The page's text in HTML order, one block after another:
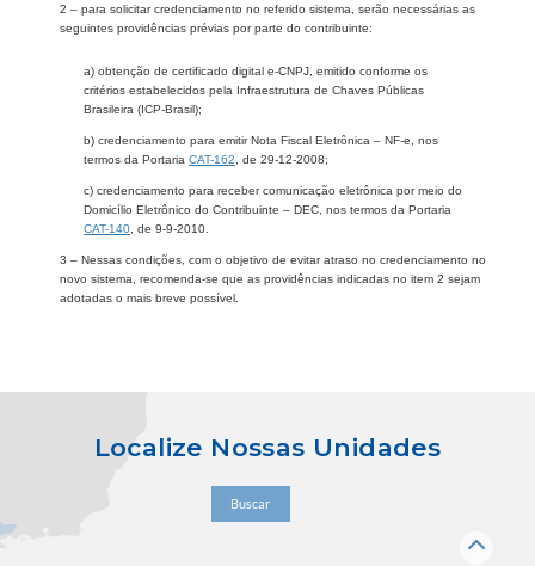
2 – para solicitar credenciamento no referido sistema, serão necessárias as
seguintes providências prévias por parte do contribuinte:
a) obtenção de certificado digital e-CNPJ, emitido conforme os
critérios estabelecidos pela Infraestrutura de Chaves Públicas
Brasileira (ICP-Brasil);
b) credenciamento para emitir Nota Fiscal Eletrônica – NF-e, nos
termos da Portaria CAT-162 , de 29-12-2008;
c) credenciamento para receber comunicação eletrônica por meio do
Domicílio Eletrônico do Contribuinte – DEC, nos termos da Portaria
CAT-140 , de 9-9-2010.
3 – Nessas condições, com o objetivo de evitar atraso no credenciamento no
novo sistema, recomenda-se que as providências indicadas no item 2 sejam
adotadas o mais breve possível.
Localize Nossas Unidades
Buscar